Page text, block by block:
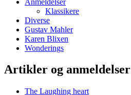
Klassikere
Diverse
Gustav Mahler
Karen Blixen
Wonderings
Artikler og anmeldelser
The Laughing heart